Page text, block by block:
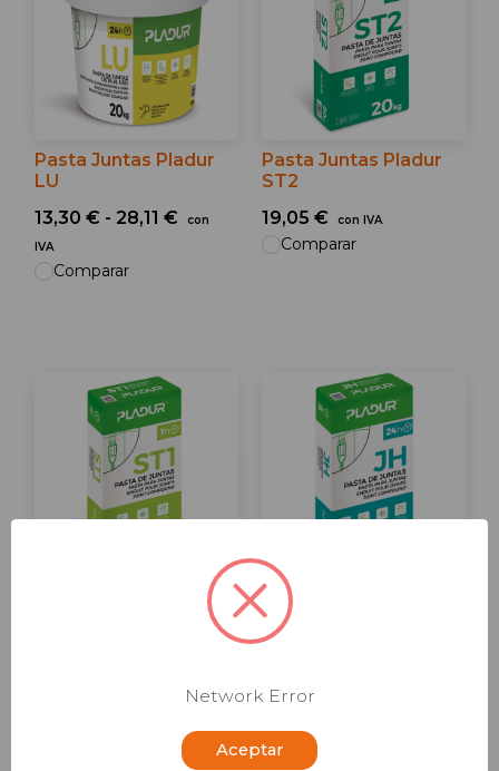
Pasta Juntas Pladur
LU
13,30 € - 28,11 €
con
IVA
Comparar
Pasta Juntas Pladur
ST2
19,05 €
con IVA
Comparar
Pasta Juntas Pladur
Pasta Juntas Pladur
JH
Network Error
Aceptar